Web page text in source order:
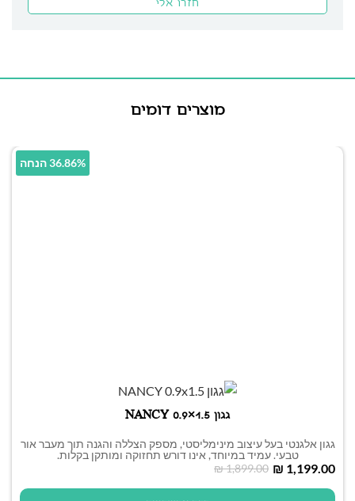
מוצרים דומים
36.86% הנחה
גגון NANCY 0.9×1.5
גגון אלגנטי בעל עיצוב מינימליסטי, מספק הצללה והגנה תוך מעבר אור
טבעי. עמיד במיוחד, אינו דורש תחזוקה ומותקן בקלות.
₪1,899.00 ₪ 1,199.00